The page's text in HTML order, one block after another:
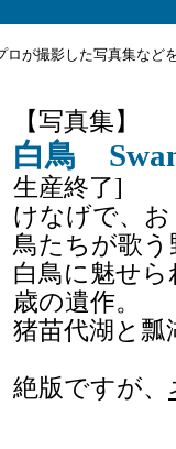
ロが撮影した写真集な
【写真集】
白鳥
生産終了]
けなげで、
鳥たちが歌
白鳥に魅せ
歳の遺作。
猪苗代湖と瓢
絶版ですが、